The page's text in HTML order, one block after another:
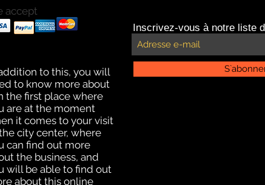
accept
with Paypal
by credit card.
to this, you will
to know more about
the first place where
are at the moment
it comes to your visit
city center, where
can find out more
the business, and
will be able to find out
about this online
Inscrivez-vous à notre liste